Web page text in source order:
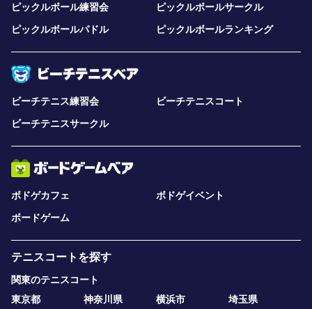
ピックルボール練習会
ピックルボールサークル
ピックルボールパドル
ピックルボールランキング
ビーチテニス練習会
ビーチテニスコート
ビーチテニスサークル
ボドゲカフェ
ボドゲイベント
ボードゲーム
テニスコートを探す
関東のテニスコート
東京都
神奈川県 横浜市
埼玉県